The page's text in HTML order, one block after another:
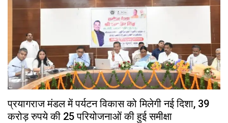
प्रयागराज मंडल में पर्यटन विकास को मिलेगी नई दिशा, 39
करोड़ रुपये की 25 परियोजनाओं की हुई समीक्षा